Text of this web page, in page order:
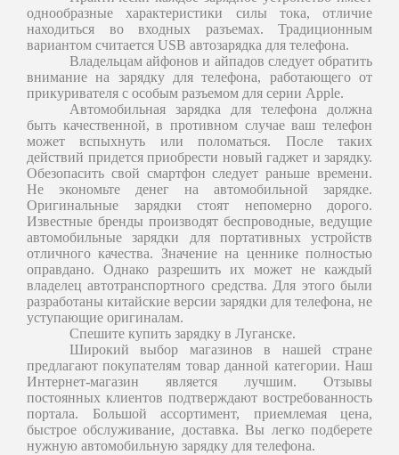
однообразные характеристики силы тока, отличие
находиться во входных разъемах. Традиционным
вариантом считается USB автозарядка для телефона.
Владельцам айфонов и айпадов следует обратить
внимание на зарядку для телефона, работающего от
прикуривателя с особым разъемом для серии Apple.
Автомобильная зарядка для телефона должна
быть качественной, в противном случае ваш телефон
может вспыхнуть или поломаться. После таких
действий придется приобрести новый гаджет и зарядку.
Обезопасить свой смартфон следует раньше времени.
Не экономьте денег на автомобильной зарядке.
Оригинальные зарядки стоят непомерно дорого.
Известные бренды производят беспроводные, ведущие
автомобильные зарядки для портативных устройств
отличного качества. Значение на ценнике полностью
оправдано. Однако разрешить их может не каждый
владелец автотранспортного средства. Для этого были
разработаны китайские версии зарядки для телефона, не
уступающие оригиналам.
Спешите купить зарядку в Луганске.
Широкий выбор магазинов в нашей стране
предлагают покупателям товар данной категории. Наш
Интернет-магазин является лучшим. Отзывы
постоянных клиентов подтверждают востребованность
портала. Большой ассортимент, приемлемая цена,
быстрое обслуживание, доставка. Вы легко подберете
нужную автомобильную зарядку для телефона.